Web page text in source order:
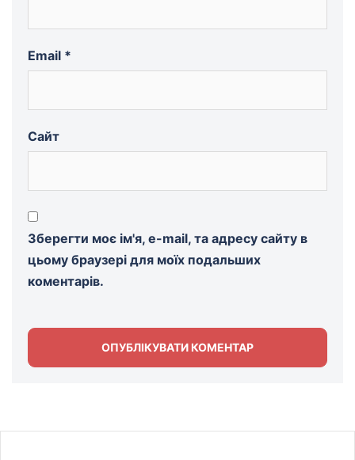
Email *
Сайт
Зберегти моє ім'я, e-mail, та адресу сайту в
цьому браузері для моїх подальших
коментарів.